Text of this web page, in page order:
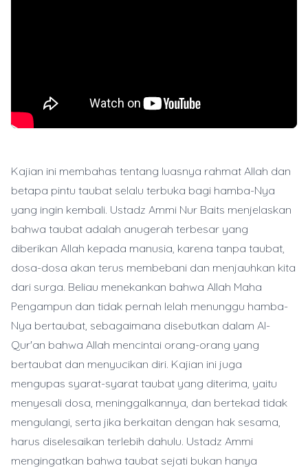
Kajian ini membahas tentang luasnya rahmat Allah dan
betapa pintu taubat selalu terbuka bagi hamba-Nya
yang ingin kembali. Ustadz Ammi Nur Baits menjelaskan
bahwa taubat adalah anugerah terbesar yang
diberikan Allah kepada manusia, karena tanpa taubat,
dosa-dosa akan terus membebani dan menjauhkan kita
dari surga. Beliau menekankan bahwa Allah Maha
Pengampun dan tidak pernah lelah menunggu hamba-
Nya bertaubat, sebagaimana disebutkan dalam Al-
Qur'an bahwa Allah mencintai orang-orang yang
bertaubat dan menyucikan diri. Kajian ini juga
mengupas syarat-syarat taubat yang diterima, yaitu
menyesali dosa, meninggalkannya, dan bertekad tidak
mengulangi, serta jika berkaitan dengan hak sesama,
harus diselesaikan terlebih dahulu. Ustadz Ammi
mengingatkan bahwa taubat sejati bukan hanya